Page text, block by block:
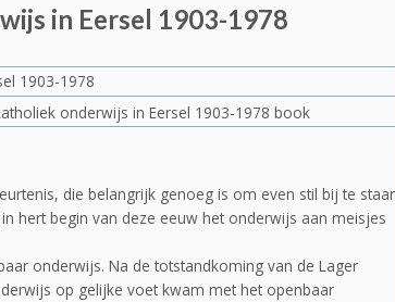
in Eersel 1903-1978
1903-1978
die belangrijk genoeg is om even stil bij te
hert begin van deze eeuw het onderwijs aan meisjes
onderwijs. Na de totstandkoming van de Lager
op gelijke voet kwam met het openbaar